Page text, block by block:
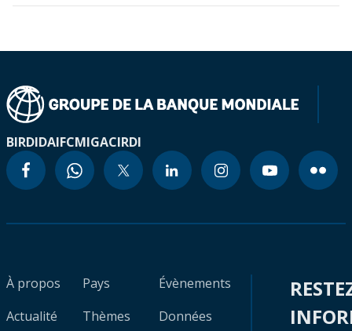
BIRDIDAIFCMIGACIRDI
À propos
Actualité
Pays
Thèmes
Évènements
Données